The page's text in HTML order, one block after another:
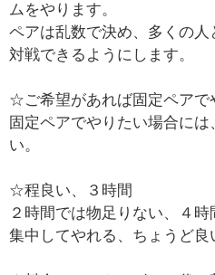
ムをやります。
ペアは乱数で決め、多くの
対戦できるようにします。
☆ご希望があれば固定ペアで
固定ペアでやりたい場合に
い。
☆程良い、３時間
２時間では物足りない、４時
集中してやれる、ちょうど良